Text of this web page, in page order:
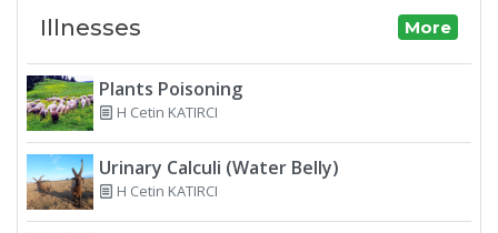
Illnesses More
Plants Poisoning
H Cetin KATIRCI
Urinary Calculi (Water Belly)
H Cetin KATIRCI